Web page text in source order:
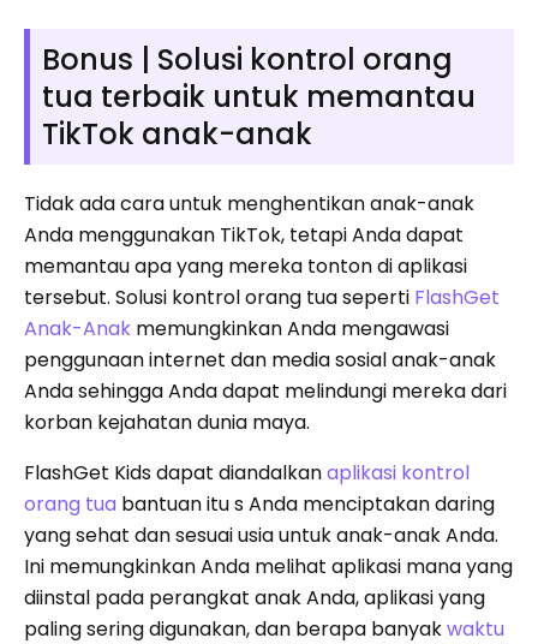
Bonus | Solusi kontrol orang
tua terbaik untuk memantau
TikTok anak-anak
Tidak ada cara untuk menghentikan anak-anak
Anda menggunakan TikTok, tetapi Anda dapat
memantau apa yang mereka tonton di aplikasi
tersebut. Solusi kontrol orang tua seperti FlashGet
Anak-Anak memungkinkan Anda mengawasi
penggunaan internet dan media sosial anak-anak
Anda sehingga Anda dapat melindungi mereka dari
korban kejahatan dunia maya.
FlashGet Kids dapat diandalkanaplikasi kontrol
orang tua bantuan itu s Anda menciptakan daring
yang sehat dan sesuai usia untuk anak-anak Anda.
Ini memungkinkan Anda melihat aplikasi mana yang
diinstal pada perangkat anak Anda, aplikasi yang
paling sering digunakan, dan berapa banyakwaktu